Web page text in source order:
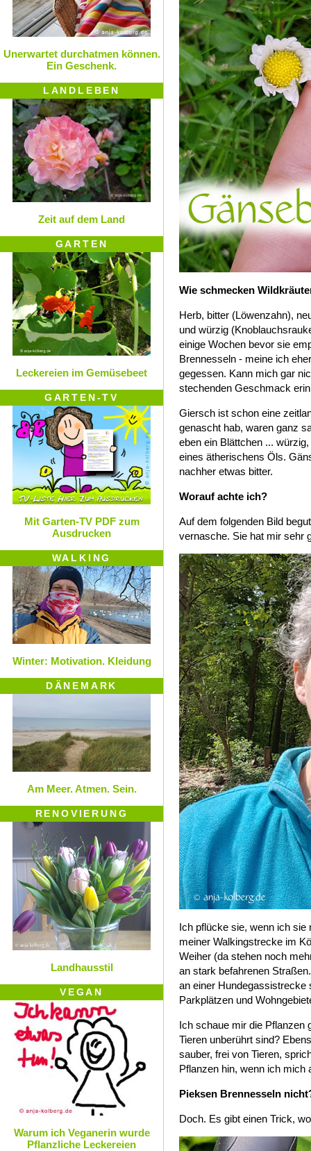
Wie schmecken
Herb, bitter (Löwenzahn),
und würzig
einige Wochen bevor sie
Brennesseln - meine ich
gegessen. Kann mich gar
stechenden Geschmack
Giersch ist schon eine
genascht hab, waren ganz
eben ein Blättchen ...
eines ätherischens Öls.
nachher etwas bitter.
Worauf achte ich?
Auf dem folgenden Bild
vernasche. Sie hat mir sehr
Ich pflücke sie, wenn ich sie
meiner Walkingstrecke im
Weiher (da stehen noch
an stark befahrenen
an einer Hundegassistrecke
Parkplätzen und
Ich schaue mir die Pflanzen
Tieren unberührt sind?
sauber, frei von Tieren,
Pflanzen hin, wenn ich mich
Pieksen Brennesseln
Doch. Es gibt einen Trick,
Unerwartet durchatmen können.
Ein Geschenk.
LANDLEBEN
Zeit auf dem Land
GARTEN
Leckereien im Gemüsebeet
GARTEN-TV
Mit Garten-TV PDF zum
Ausdrucken
WALKING
Winter: Motivation. Kleidung
DÄNEMARK
Am Meer. Atmen. Sein.
RENOVIERUNG
Landhausstil
VEGAN
Warum ich Veganerin wurde
Pflanzliche Leckereien